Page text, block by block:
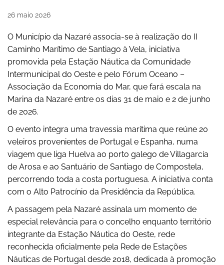
26 maio 2026
O Município da Nazaré associa-se à realização do II
Caminho Marítimo de Santiago à Vela, iniciativa
promovida pela Estação Náutica da Comunidade
Intermunicipal do Oeste e pelo Fórum Oceano –
Associação da Economia do Mar, que fará escala na
Marina da Nazaré entre os dias 31 de maio e 2 de junho
de 2026.
O evento integra uma travessia marítima que reúne 20
veleiros provenientes de Portugal e Espanha, numa
viagem que liga Huelva ao porto galego de Villagarcía
de Arosa e ao Santuário de Santiago de Compostela,
percorrendo toda a costa portuguesa. A iniciativa conta
com o Alto Patrocínio da Presidência da República.
A passagem pela Nazaré assinala um momento de
especial relevância para o concelho enquanto território
integrante da Estação Náutica do Oeste, rede
reconhecida oficialmente pela Rede de Estações
Náuticas de Portugal desde 2018, dedicada à promoção